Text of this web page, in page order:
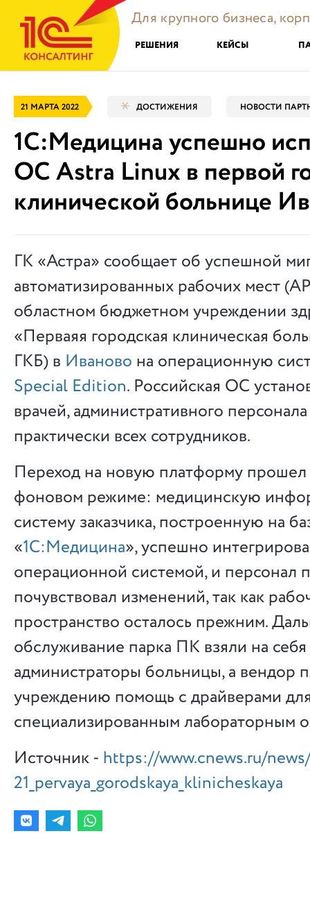
Для крупного бизнеса,
РЕШЕНИЯ КЕЙСЫ
21 МАРТА 2022 ДОСТИЖЕНИЯ НОВОСТИ
1С:Медицина успешно
ОС Astra Linux в первой
клинической больнице
ГК «Астра» сообщает об успешной
автоматизированных рабочих мест
областном бюджетном учреждении
«Перваяя городская клиническая
ГКБ) в Иваново на операционную
Special Edition. Российская ОС
врачей, административного
практически всех сотрудников.
Переход на новую платформу прошел
фоновом режиме: медицинскую
систему заказчика, построенную на
«1С:Медицина», успешно
операционной системой, и персонал
почувствовал изменений, так как
пространство осталось прежним.
обслуживание парка ПК взяли на
администраторы больницы, а вендор
учреждению помощь с драйверами
специализированным лабораторным
Источник - https://www.cnews.ru/
21_pervaya_gorodskaya_klinicheskaya